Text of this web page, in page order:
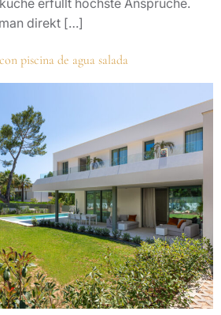
erfüllt höchste Ansprüche.
direkt […]
piscina de agua salada